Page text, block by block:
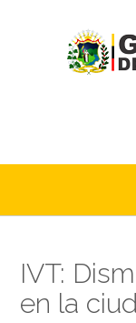
IVT:
en la